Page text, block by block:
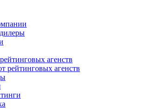
агенств
рейтинговых агенств